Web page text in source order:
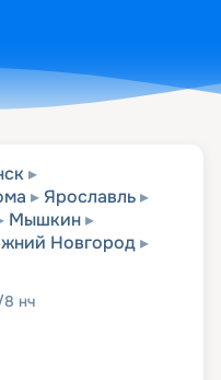
Ярославль
Мышкин
Новгород
8 нч